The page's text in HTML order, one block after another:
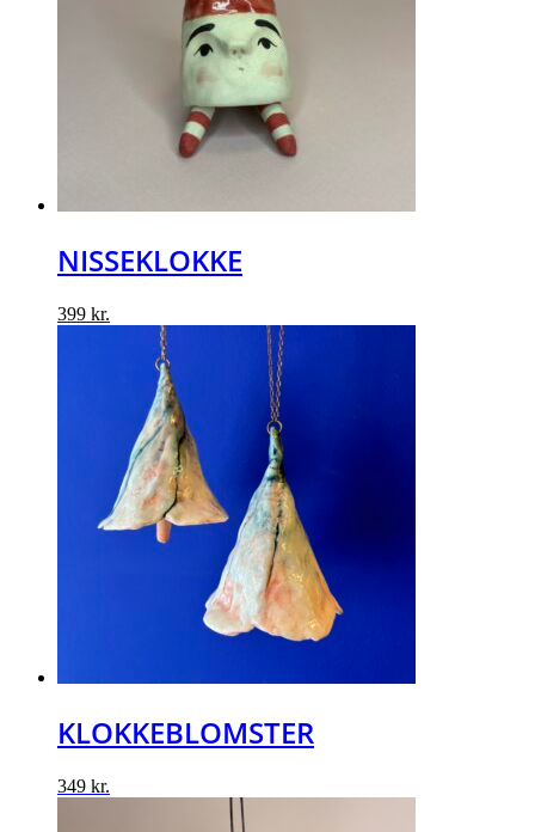
NISSEKLOKKE
399 kr.
KLOKKEBLOMSTER
349 kr.